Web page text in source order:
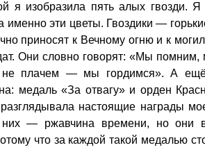
я изобразила пять алых гвозди. Я
именно эти цветы. Гвоздики —
приносят к Вечному огню и к
Они словно говорят: «Мы
плачем — мы гордимся». А
медаль «За отвагу» и орден
настоящие награды
— ржавчина времени, но они
что за каждой такой медалью